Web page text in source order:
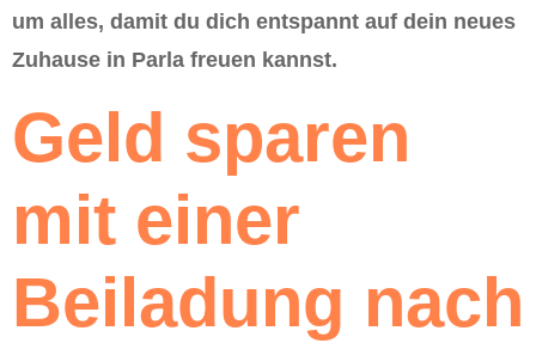
um alles, damit du dich entspannt auf dein neues
Zuhause in Parla freuen kannst.
Geld sparen
mit einer
Beiladung nach